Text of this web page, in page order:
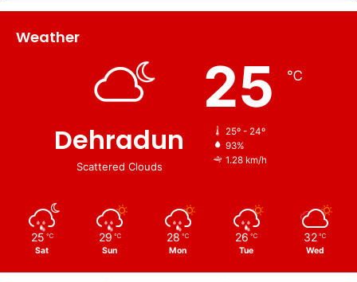
Weather
Dehradun
Scattered Clouds
25 ℃
25º - 24º
93%
1.28 km/h
25 ℃
Sat
29 ℃
Sun
28 ℃
Mon
26 ℃
Tue
32 ℃
Wed